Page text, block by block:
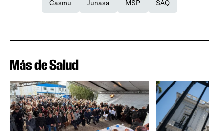
Casmu Junasa MSP SAQ
Más de Salud